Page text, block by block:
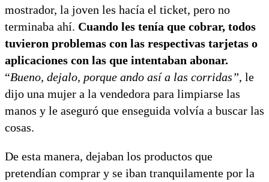
mostrador, la joven les hacía el ticket, pero no
terminaba ahí. Cuando les tenía que cobrar, todos
tuvieron problemas con las respectivas tarjetas o
aplicaciones con las que intentaban abonar.
“Bueno, dejalo, porque ando así a las corridas”, le
dijo una mujer a la vendedora para limpiarse las
manos y le aseguró que enseguida volvía a buscar las
cosas.
De esta manera, dejaban los productos que
pretendían comprar y se iban tranquilamente por la